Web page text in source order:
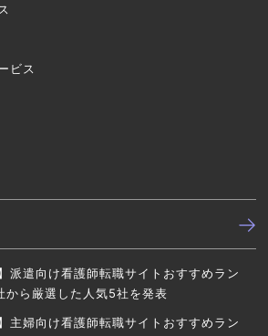
ビス
派遣向け看護師転職サイトおすすめラン
から厳選した人気5社を発表
主婦向け看護師転職サイトおすすめラン